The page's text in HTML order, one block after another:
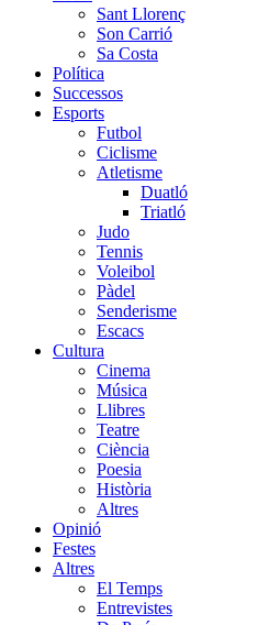
Sant Llorenç
Son Carrió
Sa Costa
Política
Successos
Esports
Futbol
Ciclisme
Atletisme
Duatló
Triatló
Judo
Tennis
Voleibol
Pàdel
Senderisme
Escacs
Cultura
Cinema
Música
Llibres
Teatre
Ciència
Poesia
Història
Altres
Opinió
Festes
Altres
El Temps
Entrevistes